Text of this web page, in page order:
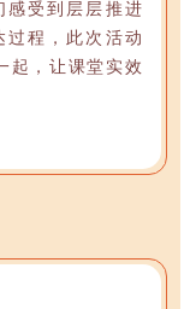
感受到层层推进
程，此次活动
起，让课堂实效